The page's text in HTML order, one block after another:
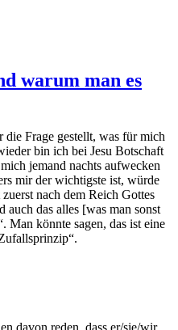
warum man es
die Frage gestellt, was für mich
bin ich bei Jesu Botschaft
jemand nachts aufwecken
mir der wichtigste ist, würde
nach dem Reich Gottes
das alles [was man sonst
Man könnte sagen, das ist eine